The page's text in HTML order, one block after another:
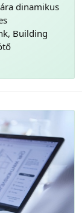
dinamikus
Building